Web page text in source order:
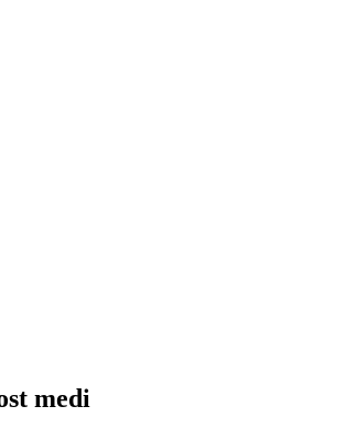
medi